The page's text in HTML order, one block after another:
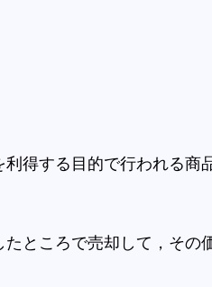
得する目的で行われる商
ところで売却して，その